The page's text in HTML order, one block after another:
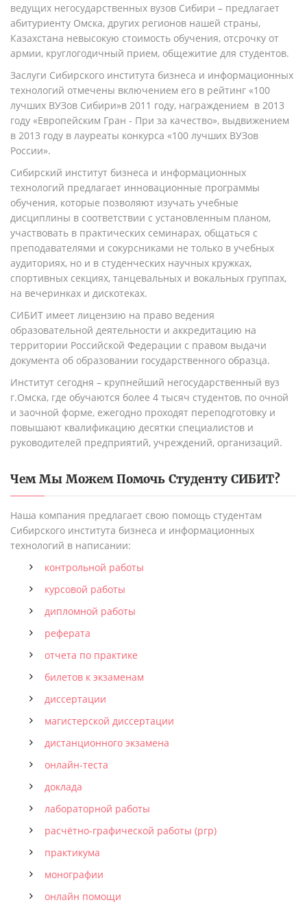
ведущих негосударственных вузов Сибири – предлагает
абитуриенту Омска, других регионов нашей страны,
Казахстана невысокую стоимость обучения, отсрочку от
армии, круглогодичный прием, общежитие для студентов.
Заслуги Сибирского института бизнеса и информационных
технологий отмечены включением его в рейтинг «100
лучших ВУЗов Сибири»в 2011 году, награждением в 2013
году «Европейским Гран - При за качество», выдвижением
в 2013 году в лауреаты конкурса «100 лучших ВУЗов
России».
Сибирский институт бизнеса и информационных
технологий предлагает инновационные программы
обучения, которые позволяют изучать учебные
дисциплины в соответствии с установленным планом,
участвовать в практических семинарах, общаться с
преподавателями и сокурсниками не только в учебных
аудиториях, но и в студенческих научных кружках,
спортивных секциях, танцевальных и вокальных группах,
на вечеринках и дискотеках.
СИБИТ имеет лицензию на право ведения
образовательной деятельности и аккредитацию на
территории Российской Федерации с правом выдачи
документа об образовании государственного образца.
Институт сегодня – крупнейший негосударственный вуз
г.Омска, где обучаются более 4 тысяч студентов, по очной
и заочной форме, ежегодно проходят переподготовку и
повышают квалификацию десятки специалистов и
руководителей предприятий, учреждений, организаций.
Чем Мы Можем Помочь Студенту СИБИТ?
Наша компания предлагает свою помощь студентам
Сибирского института бизнеса и информационных
технологий в написании:
контрольной работы
курсовой работы
дипломной работы
реферата
отчета по практике
билетов к экзаменам
диссертации
магистерской диссертации
дистанционного экзамена
онлайн-теста
доклада
лабораторной работы
расчётно-графической работы (ргр)
практикума
монографии
онлайн помощи